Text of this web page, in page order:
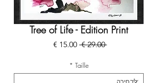
Tree of Life - Edition Print
‏29.00 ‏€
מחיר
‏15.00 ‏€
מחיר
Taille
*